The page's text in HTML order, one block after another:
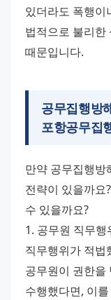
있더라도 폭행이
법적으로 불리한
때문입니다.
공무집행방
포항공무집
만약 공무집행방
전략이 있을까요
수 있을까요?
1. 공무원 직무
직무행위가 적법
공무원이 권한을
수행했다면, 이